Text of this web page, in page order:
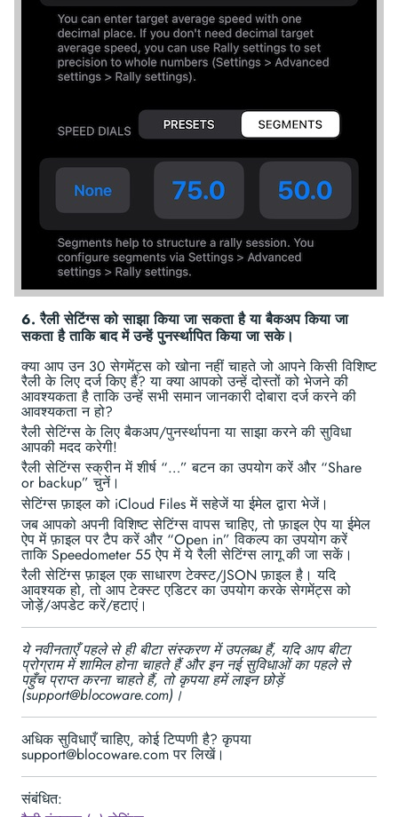
6. रैली सेटिंग्स को साझा किया जा सकता है या बैकअप किया जा
सकता है ताकि बाद में उन्हें पुनर्स्थापित किया जा सके।
क्या आप उन 30 सेगमेंट्स को खोना नहीं चाहते जो आपने किसी विशिष्ट
रैली के लिए दर्ज किए हैं? या क्या आपको उन्हें दोस्तों को भेजने की
आवश्यकता है ताकि उन्हें सभी समान जानकारी दोबारा दर्ज करने की
आवश्यकता न हो?
रैली सेटिंग्स के लिए बैकअप/पुनर्स्थापना या साझा करने की सुविधा
आपकी मदद करेगी!
रैली सेटिंग्स स्क्रीन में शीर्ष “…” बटन का उपयोग करें और “Share
or backup” चुनें।
सेटिंग्स फ़ाइल को iCloud Files में सहेजें या ईमेल द्वारा भेजें।
जब आपको अपनी विशिष्ट सेटिंग्स वापस चाहिए, तो फ़ाइल ऐप या ईमेल
ऐप में फ़ाइल पर टैप करें और “Open in” विकल्प का उपयोग करें
ताकि Speedometer 55 ऐप में ये रैली सेटिंग्स लागू की जा सकें।
रैली सेटिंग्स फ़ाइल एक साधारण टेक्स्ट/JSON फ़ाइल है। यदि
आवश्यक हो, तो आप टेक्स्ट एडिटर का उपयोग करके सेगमेंट्स को
जोड़ें/अपडेट करें/हटाएं।
ये नवीनताएँ पहले से ही बीटा संस्करण में उपलब्ध हैं, यदि आप बीटा
प्रोग्राम में शामिल होना चाहते हैं और इन नई सुविधाओं का पहले से
पहुँच प्राप्त करना चाहते हैं, तो कृपया हमें लाइन छोड़ें
(support@blocoware.com)।
अधिक सुविधाएँ चाहिए, कोई टिप्पणी है? कृपया
support@blocoware.com पर लिखें।
संबंधित: